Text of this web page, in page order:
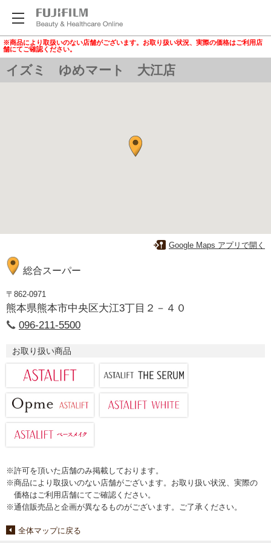
※商品により取扱いのない店舗がございます。お取り扱い状況、実際の価格はご利用店
舗にてご確認ください。
イズミ ゆめマート 大江店
Google Maps アプリで開く
総合スーパー
〒862-0971
熊本県熊本市中央区大江3丁目２－４０
096-211-5500
お取り扱い商品
※許可を頂いた店舗のみ掲載しております。
※商品により取扱いのない店舗がございます。お取り扱い状況、実際の
価格はご利用店舗にてご確認ください。
※通信販売品と企画が異なるものがございます。ご了承ください。
全体マップに戻る